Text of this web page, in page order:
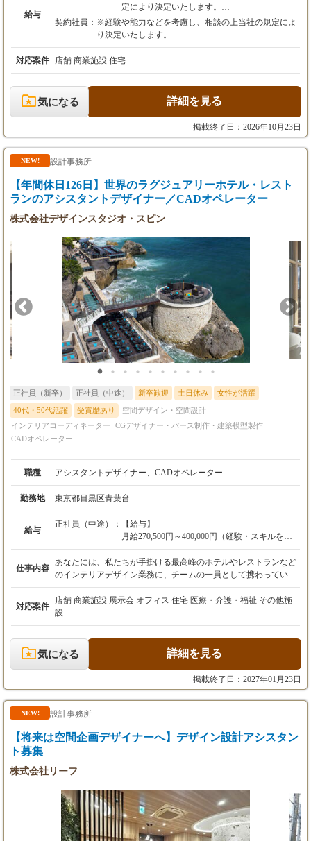
給与
定により決定いたします。
1. 年収約600-900万円(月給12ヶ月+固定ボーナ
ス2ヶ月）
ナス2ヶ月）
契約社員： ※経験や能力などを考慮し、相談の上当社の規定によ
り決定いたします。
1. 年収約600-900万円(月給12ヶ月+固定ボーナス2ヶ
月）
2. 3 年収約450-700万円(月給12ヶ月+固定ボーナス2ヶ
月）
対応案件 店舗 商業施設 住宅
気になる 詳細を見る
掲載終了日：2026年10月23日
NEW! 設計事務所
【年間休日126日】世界のラグジュアリーホテル・レスト
ランのアシスタントデザイナー／CADオペレーター
株式会社デザインスタジオ・スピン
正社員（新卒） 正社員（中途） 新卒歓迎 土日休み 女性が活躍
40代・50代活躍 受賞歴あり
空間デザイン・空間設計
インテリアコーディネーター
CGデザイナー・パース制作・建築模型製作
CADオペレーター
職種 アシスタントデザイナー、CADオペレーター
勤務地 東京都目黒区青葉台
給与
正社員（中途）：
【給与】
月給270,500円～400,000円（経験・スキルを考
慮の上、決定します）
※42h分の固定残業代（64,405円～）を含みま
す。
※42hを超えた場合は、別途超過分を全額支給
します。
遇に変更はございません）
【中途採用・実務経験年数に応じた給与の目
御自身のこれまでのスキルや実務経験の年数に
応じて、下限値を引き上げて柔軟に決定いたし
ます。
円〜600万円）
仕事内容
あなたには、私たちが手掛ける最高峰のホテルやレストランなど
のインテリアデザイン業務に、チームの一員として携わっていた
だきます。あなたのスキルや経験に応じて、最適なポジションか
らスタートしていただきます。 1．アシスタントデザイナー チー
フデザイナーの指示のもと、デザインに関わるアシスタント業務
全般を行っていただきます。少数精鋭のチームだからこそ、単な
る補助業務に留まらず、幅広い経験を積み、早期に成長できる環
境です。国内・海外出張に同行する機会もあります。 【具体的な
業務内容】 ・クライアントとの打ち合わせ、コンセプトヒアリン
グ、デザインプレゼンテーション ・基本計画、基本設計、FF&E
までのデザイン業務全般 ・マテリアル／サンプル収集、マテリア
ルボードの作成 他 2．CADオペレーター デザイナーが創造した
空間を、正確で美しい図面へと描き起こしていただきます。あな
ります。
対応案件
店舗 商業施設 展示会 オフィス 住宅 医療・介護・福祉 その他施
設
気になる 詳細を見る
掲載終了日：2027年01月23日
NEW! 設計事務所
【将来は空間企画デザイナーへ】デザイン設計アシスタン
ト募集
株式会社リーフ